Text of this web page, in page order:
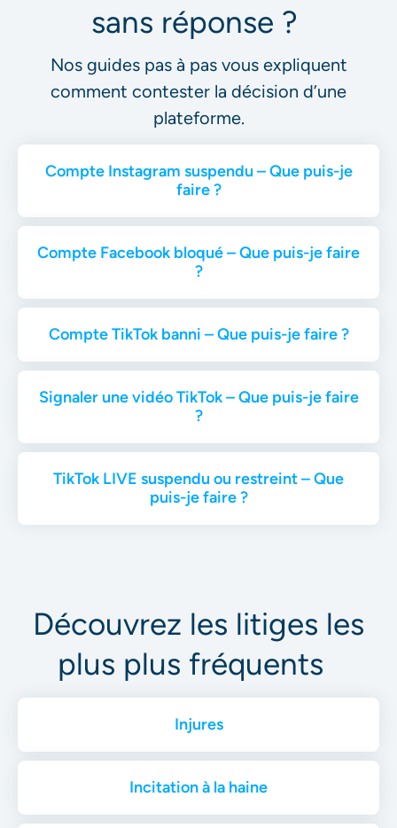
examinons actuellement les plaintes
impliquant Instagram, Facebook, TikTok,
LinkedIn et Pinterest. Si votre cas
concerne une autre plateforme (par
exemple YouTube), il n’entre pour le
moment pas dans notre champs de
Langue non couverte (à date)
Le contenu
sans réponse ?
Nos guides pas à pas vous expliquent
comment contester la décision d’une
plateforme.
Compte Instagram suspendu – Que puis-je
faire ?
Compte Facebook bloqué – Que puis-je faire
?
Compte TikTok banni – Que puis-je faire ?
Signaler une vidéo TikTok – Que puis-je faire
?
TikTok LIVE suspendu ou restreint – Que
puis-je faire ?
Découvrez les litiges les
plus plus fréquents
Injures
Incitation à la haine